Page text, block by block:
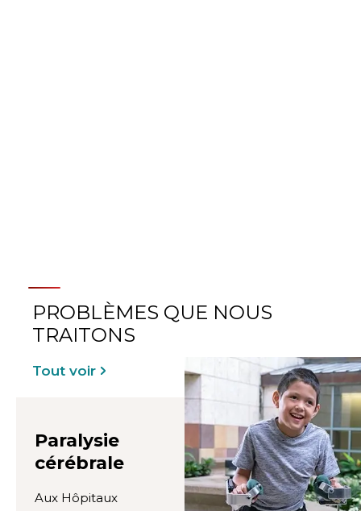
PROBLÈMES QUE NOUS
TRAITONS
Tout voir
Paralysie
cérébrale
Aux Hôpitaux